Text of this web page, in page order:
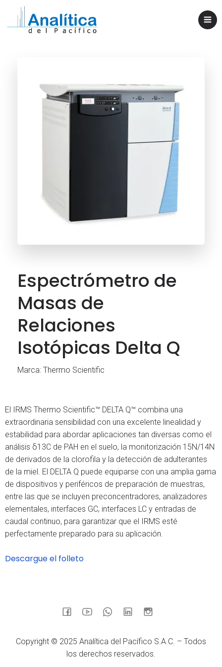
Espectrómetro de
Masas de
Relaciones
Isotópicas Delta Q
Marca: Thermo Scientific
El IRMS Thermo Scientific™ DELTA Q™ combina una
extraordinaria sensibilidad con una excelente linealidad y
estabilidad para abordar aplicaciones tan diversas como el
análisis δ13C de PAH en el suelo, la monitorización 15N/14N
de derivados de la clorofila y la detección de adulterantes
de la miel. El DELTA Q puede equiparse con una amplia gama
de dispositivos y periféricos de preparación de muestras,
entre las que se incluyen preconcentradores, analizadores
elementales, interfaces GC, interfaces LC y entradas de
caudal continuo, para garantizar que el IRMS esté
perfectamente preparado para su aplicación.
Descargue el folleto
Copyright © 2025 Analítica del Pacífico S.A.C. – Todos
los derechos reservados.